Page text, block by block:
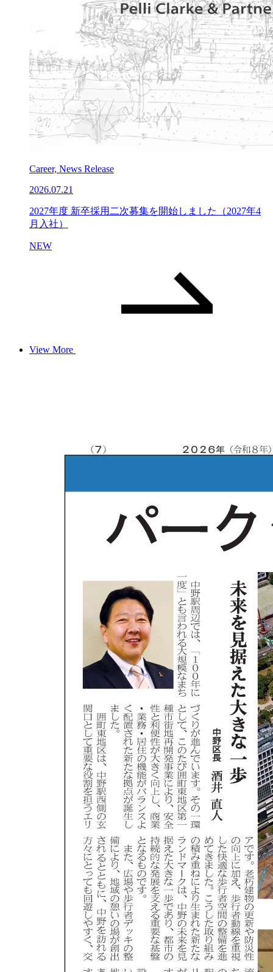
Career, News Release
2026.07.21
2027年度 新卒採用二次募集を開始しました（2027年4
月入社）
NEW
View More